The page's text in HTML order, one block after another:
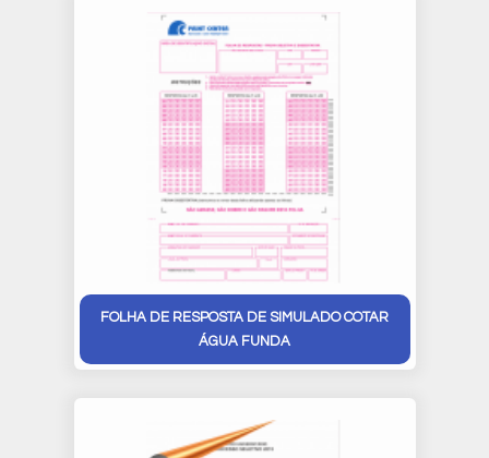
FOLHA DE RESPOSTA DE SIMULADO COTAR
ÁGUA FUNDA